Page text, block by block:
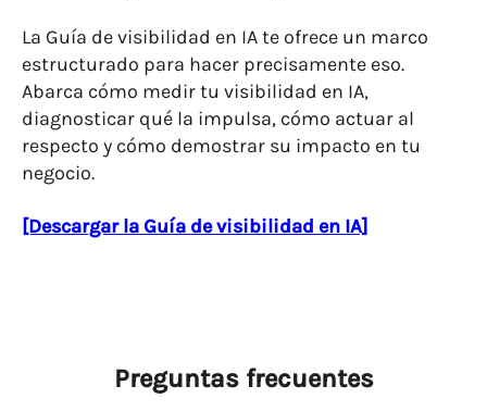
La Guía de visibilidad en IA te ofrece un marco
estructurado para hacer precisamente eso.
Abarca cómo medir tu visibilidad en IA,
diagnosticar qué la impulsa, cómo actuar al
respecto y cómo demostrar su impacto en tu
negocio.
[Descargar la Guía de visibilidad en IA]
Preguntas frecuentes